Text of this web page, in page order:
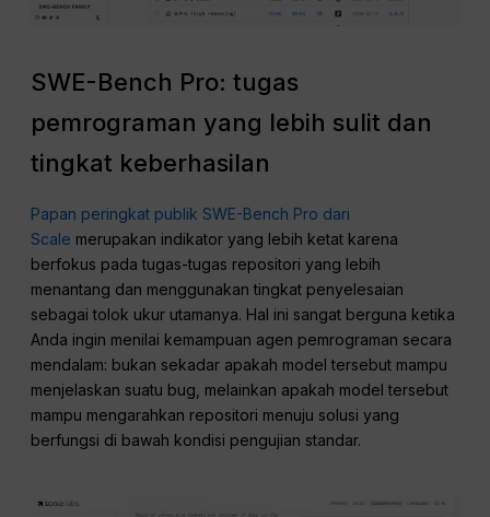
SWE-Bench Pro: tugas
pemrograman yang lebih sulit dan
tingkat keberhasilan
Papan peringkat publik SWE-Bench Pro dari
Scale merupakan indikator yang lebih ketat karena
berfokus pada tugas-tugas repositori yang lebih
menantang dan menggunakan tingkat penyelesaian
sebagai tolok ukur utamanya. Hal ini sangat berguna ketika
Anda ingin menilai kemampuan agen pemrograman secara
mendalam: bukan sekadar apakah model tersebut mampu
menjelaskan suatu bug, melainkan apakah model tersebut
mampu mengarahkan repositori menuju solusi yang
berfungsi di bawah kondisi pengujian standar.